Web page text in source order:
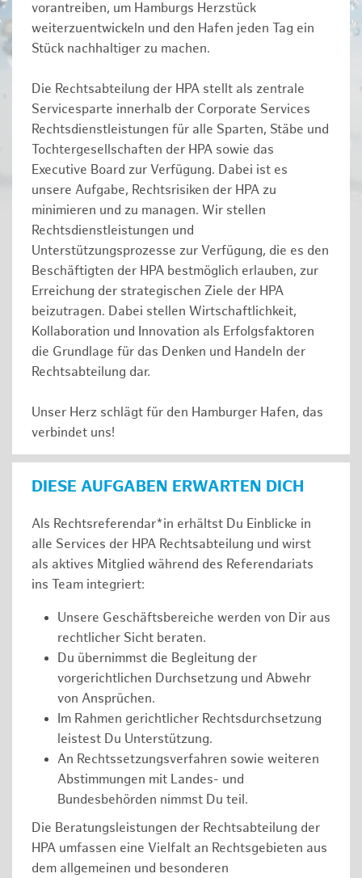
vorantreiben, um Hamburgs Herzstück
weiterzuentwickeln und den Hafen jeden Tag ein
Stück nachhaltiger zu machen.
Die Rechtsabteilung der HPA stellt als zentrale
Servicesparte innerhalb der Corporate Services
Rechtsdienstleistungen für alle Sparten, Stäbe und
Tochtergesellschaften der HPA sowie das
Executive Board zur Verfügung. Dabei ist es
unsere Aufgabe, Rechtsrisiken der HPA zu
minimieren und zu managen. Wir stellen
Rechtsdienstleistungen und
Unterstützungsprozesse zur Verfügung, die es den
Beschäftigten der HPA bestmöglich erlauben, zur
Erreichung der strategischen Ziele der HPA
beizutragen. Dabei stellen Wirtschaftlichkeit,
Kollaboration und Innovation als Erfolgsfaktoren
die Grundlage für das Denken und Handeln der
Rechtsabteilung dar.
Unser Herz schlägt für den Hamburger Hafen, das
verbindet uns!
DIESE AUFGABEN ERWARTEN DICH
Als Rechtsreferendar*in erhältst Du Einblicke in
alle Services der HPA Rechtsabteilung und wirst
als aktives Mitglied während des Referendariats
ins Team integriert:
Unsere Geschäftsbereiche werden von Dir aus
rechtlicher Sicht beraten.
Du übernimmst die Begleitung der
vorgerichtlichen Durchsetzung und Abwehr
von Ansprüchen.
Im Rahmen gerichtlicher Rechtsdurchsetzung
leistest Du Unterstützung.
An Rechtssetzungsverfahren sowie weiteren
Abstimmungen mit Landes- und
Bundesbehörden nimmst Du teil.
Die Beratungsleistungen der Rechtsabteilung der
HPA umfassen eine Vielfalt an Rechtsgebieten aus
dem allgemeinen und besonderen